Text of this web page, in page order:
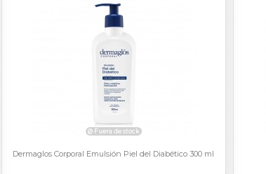
Dermaglos Corporal Emulsión Piel del Diabético 300 ml